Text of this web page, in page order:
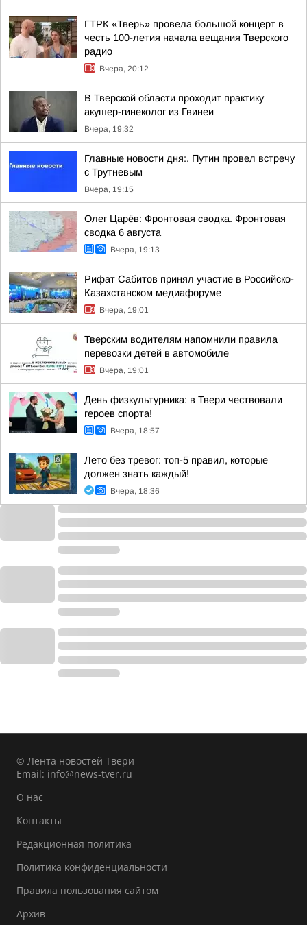
ГТРК «Тверь» провела большой концерт в
честь 100-летия начала вещания Тверского
радио
Вчера, 20:12
В Тверской области проходит практику
акушер-гинеколог из Гвинеи
Вчера, 19:32
Главные новости дня:. Путин провел встречу
с Трутневым
Вчера, 19:15
Олег Царёв: Фронтовая сводка. Фронтовая
сводка 6 августа
Вчера, 19:13
Рифат Сабитов принял участие в Российско-
Казахстанском медиафоруме
Вчера, 19:01
Тверским водителям напомнили правила
перевозки детей в автомобиле
Вчера, 19:01
День физкультурника: в Твери чествовали
героев спорта!
Вчера, 18:57
Лето без тревог: топ-5 правил, которые
должен знать каждый!
Вчера, 18:36
© Лента новостей Твери
Email: info@news-tver.ru
О нас
Контакты
Редакционная политика
Политика конфиденциальности
Правила пользования сайтом
Архив